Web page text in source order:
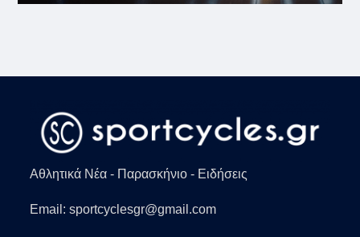
Αθλητικά Νέα - Παρασκήνιο - Ειδήσεις
Email: sportcyclesgr@gmail.com